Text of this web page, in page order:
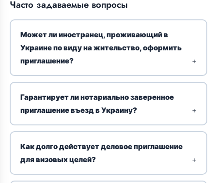
Часто задаваемые вопросы
Может ли иностранец, проживающий в
Украине по виду на жительство, оформить
приглашение?
Гарантирует ли нотариально заверенное
приглашение въезд в Украину?
Как долго действует деловое приглашение
для визовых целей?